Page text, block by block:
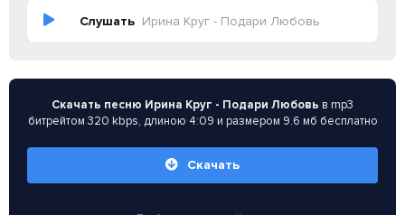
Слушать Ирина Круг - Подари Любовь
Скачать песню Ирина Круг - Подари Любовь в mp3
битрейтом 320 kbps, длиною 4:09 и размером 9.6 мб бесплатно
Скачать